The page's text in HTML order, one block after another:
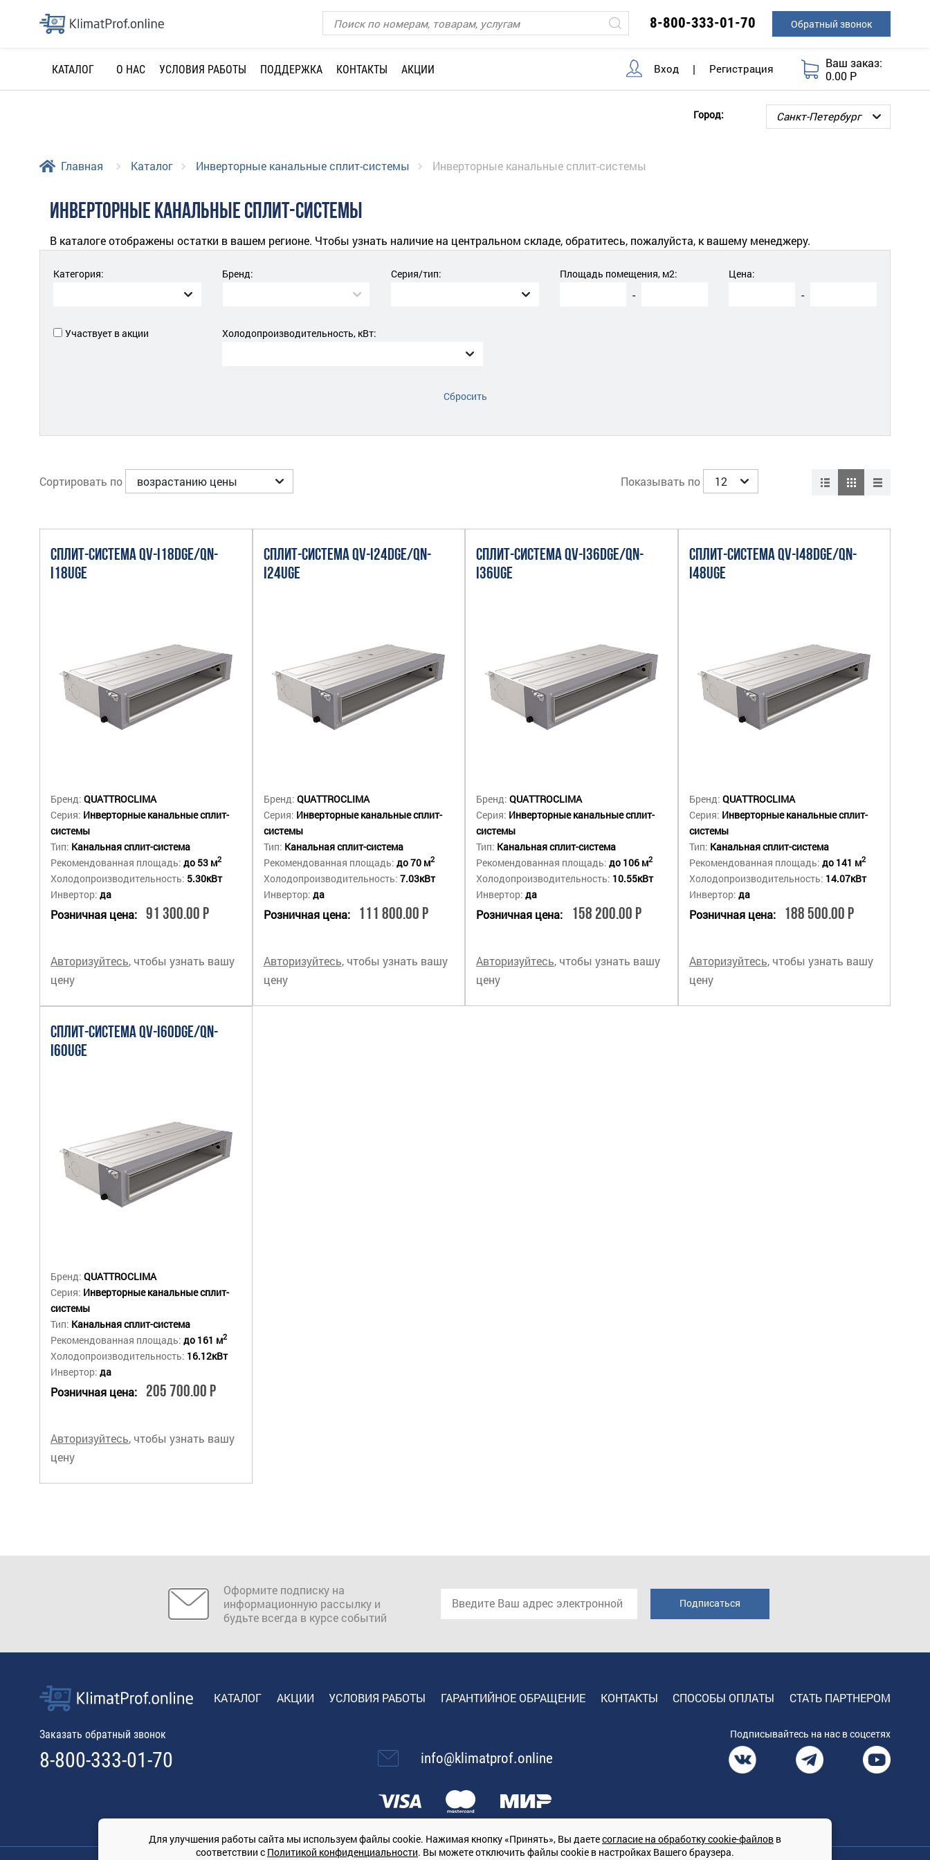
8-800-333-01-70 Обратный звонок
КАТАЛОГ О НАС УСЛОВИЯ РАБОТЫ ПОДДЕРЖКА КОНТАКТЫ АКЦИИ Вход | Регистрация
Ваш заказ:
0.00 Р
Город:
Главная Каталог Инверторные канальные сплит-системы Инверторные канальные сплит-системы
ИНВЕРТОРНЫЕ КАНАЛЬНЫЕ СПЛИТ-СИСТЕМЫ
В каталоге отображены остатки в вашем регионе. Чтобы узнать наличие на центральном складе, обратитесь, пожалуйста, к вашему менеджеру.
Категория: Бренд: Серия/тип: Площадь помещения, м2:
-
Цена:
-
Участвует в акции Холодопроизводительность, кВт:
Сбросить
Сортировать по Показывать по
СПЛИТ-СИСТЕМА QV-I18DGE/QN-
I18UGE
Бренд: QUATTROCLIMA
Серия: Инверторные канальные сплит-
системы
Тип: Канальная сплит-система
Рекомендованная площадь: до 53 м2
Холодопроизводительность: 5.30кВт
Инвертор: да
Розничная цена: 91 300.00 Р
Авторизуйтесь, чтобы узнать вашу
цену
СПЛИТ-СИСТЕМА QV-I24DGE/QN-
I24UGE
Бренд: QUATTROCLIMA
Серия: Инверторные канальные сплит-
системы
Тип: Канальная сплит-система
Рекомендованная площадь: до 70 м2
Холодопроизводительность: 7.03кВт
Инвертор: да
Розничная цена: 111 800.00 Р
Авторизуйтесь, чтобы узнать вашу
цену
СПЛИТ-СИСТЕМА QV-I36DGE/QN-
I36UGE
Бренд: QUATTROCLIMA
Серия: Инверторные канальные сплит-
системы
Тип: Канальная сплит-система
Рекомендованная площадь: до 106 м2
Холодопроизводительность: 10.55кВт
Инвертор: да
Розничная цена: 158 200.00 Р
Авторизуйтесь, чтобы узнать вашу
цену
СПЛИТ-СИСТЕМА QV-I48DGE/QN-
I48UGE
Бренд: QUATTROCLIMA
Серия: Инверторные канальные сплит-
системы
Тип: Канальная сплит-система
Рекомендованная площадь: до 141 м2
Холодопроизводительность: 14.07кВт
Инвертор: да
Розничная цена: 188 500.00 Р
Авторизуйтесь, чтобы узнать вашу
цену
СПЛИТ-СИСТЕМА QV-I60DGE/QN-
I60UGE
Бренд: QUATTROCLIMA
Серия: Инверторные канальные сплит-
системы
Тип: Канальная сплит-система
Рекомендованная площадь: до 161 м2
Холодопроизводительность: 16.12кВт
Инвертор: да
Розничная цена: 205 700.00 Р
Авторизуйтесь, чтобы узнать вашу
цену
Оформите подписку на
информационную рассылку и
будьте всегда в курсе событий
КАТАЛОГ АКЦИИ УСЛОВИЯ РАБОТЫ ГАРАНТИЙНОЕ ОБРАЩЕНИЕ КОНТАКТЫ СПОСОБЫ ОПЛАТЫ СТАТЬ ПАРТНЕРОМ
Заказать обратный звонок
8-800-333-01-70 info@klimatprof.online
Подписывайтесь на нас в соцсетях
Для улучшения работы сайта мы используем файлы cookie. Нажимая кнопку «Принять», Вы даетесогласие на обработку cookie-файлов в
соответствии с Политикой конфиденциальности. Вы можете отключить файлы cookie в настройках Вашего браузера.